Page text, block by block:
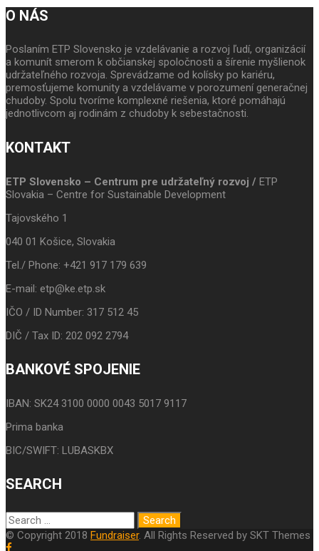
O NÁS
Poslaním ETP Slovensko je vzdelávanie a rozvoj ľudí, organizácií
a komunít smerom k občianskej spoločnosti a šírenie myšlienok
udržateľného rozvoja. Sprevádzame od kolísky po kariéru,
premosťujeme komunity a vzdelávame v porozumení generačnej
chudoby. Spolu tvoríme komplexné riešenia, ktoré pomáhajú
jednotlivcom aj rodinám z chudoby k sebestačnosti.
KONTAKT
ETP Slovensko – Centrum pre udržateľný rozvoj / ETP
Slovakia – Centre for Sustainable Development
Tajovského 1
040 01 Košice, Slovakia
Tel./ Phone: +421 917 179 639
E-mail: etp@ke.etp.sk
IČO / ID Number: 317 512 45
DIČ / Tax ID: 202 092 2794
BANKOVÉ SPOJENIE
IBAN: SK24 3100 0000 0043 5017 9117
Prima banka
BIC/SWIFT: LUBASKBX
SEARCH
© Copyright 2018 Fundraiser. All Rights Reserved by SKT Themes